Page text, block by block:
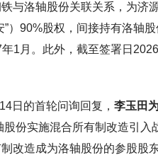
与洛轴股份关联关系，为济
”）90%股权，间接持有洛轴
1月。此外，截至签署日
日的首轮问询回复， 李玉田
股份实施混合所有制改造引入
改造成为洛轴股份的参股股